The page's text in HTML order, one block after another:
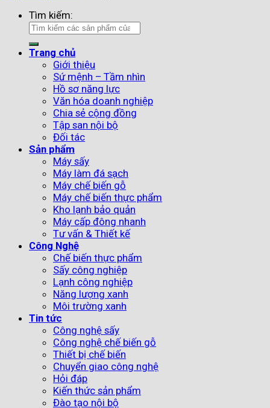
Tìm kiếm:
Trang chủ
Giới thiệu
Sứ mệnh – Tầm nhìn
Hồ sơ năng lực
Văn hóa doanh nghiệp
Chia sẻ cộng đồng
Tập san nội bộ
Đối tác
Sản phẩm
Máy sấy
Máy làm đá sạch
Máy chế biến gỗ
Máy chế biến thực phẩm
Kho lạnh bảo quản
Máy cấp đông nhanh
Tư vấn & Thiết kế
Công Nghệ
Chế biến thực phẩm
Sấy công nghiệp
Lạnh công nghiệp
Năng lượng xanh
Môi trường xanh
Tin tức
Công nghệ sấy
Công nghệ chế biến gỗ
Thiết bị chế biến
Chuyển giao công nghệ
Hỏi đáp
Kiến thức sản phẩm
Đào tạo nội bộ